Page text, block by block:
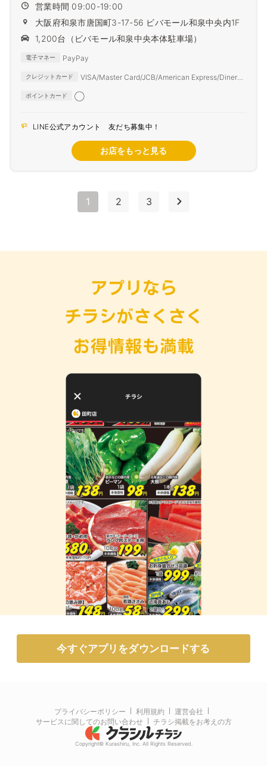
営業時間 09:00-19:00
大阪府和泉市唐国町3-17-56 ビバモール和泉中央内1F
1,200台（ビバモール和泉中央本体駐車場）
電子マネー PayPay
クレジットカード
VISA/Master Card/JCB/American Express/Diners
ポイントカード ◯
LINE公式アカウント 友だち募集中！
お店をもっと見る
1 2 3
今すぐアプリをダウンロードする
プライバシーポリシー 利用規約
運営会社
サービスに関してのお問い合わせ
チラシ掲載をお考えの方
Copyright© Kurashiru, Inc. All Rights Reserved.